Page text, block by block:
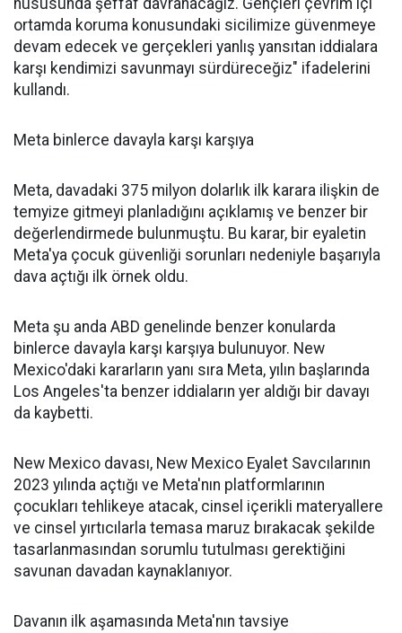
hususunda şeffaf davranacağız. Gençleri çevrim içi
ortamda koruma konusundaki sicilimize güvenmeye
devam edecek ve gerçekleri yanlış yansıtan iddialara
karşı kendimizi savunmayı sürdüreceğiz" ifadelerini
kullandı.
Meta binlerce davayla karşı karşıya
Meta, davadaki 375 milyon dolarlık ilk karara ilişkin de
temyize gitmeyi planladığını açıklamış ve benzer bir
değerlendirmede bulunmuştu. Bu karar, bir eyaletin
Meta'ya çocuk güvenliği sorunları nedeniyle başarıyla
dava açtığı ilk örnek oldu.
Meta şu anda ABD genelinde benzer konularda
binlerce davayla karşı karşıya bulunuyor. New
Mexico'daki kararların yanı sıra Meta, yılın başlarında
Los Angeles'ta benzer iddiaların yer aldığı bir davayı
da kaybetti.
New Mexico davası, New Mexico Eyalet Savcılarının
2023 yılında açtığı ve Meta'nın platformlarının
çocukları tehlikeye atacak, cinsel içerikli materyallere
ve cinsel yırtıcılarla temasa maruz bırakacak şekilde
tasarlanmasından sorumlu tutulması gerektiğini
savunan davadan kaynaklanıyor.
Davanın ilk aşamasında Meta'nın tavsiye